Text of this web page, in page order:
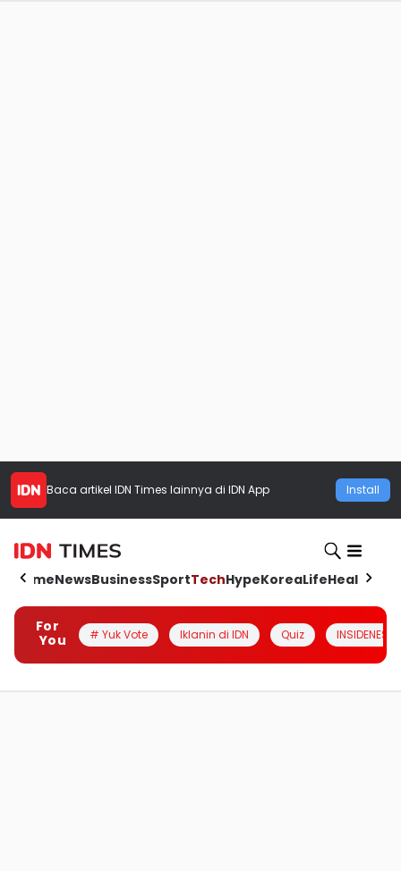
Baca artikel IDN Times lainnya di IDN App Install
HomeNewsBusinessSportTechHypeKoreaLifeHealth
For
You
# Yuk Vote Iklanin di IDN Quiz INSIDENESIA